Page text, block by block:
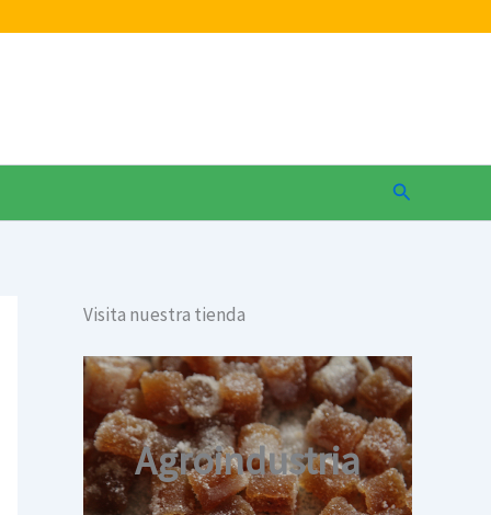
Buscar
Visita nuestra tienda
Agroindustria